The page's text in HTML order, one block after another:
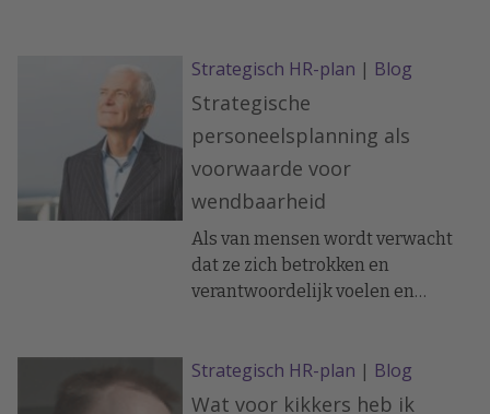
verbeteren? Vastgelopen bij het
FNV heb ik een beroep gedaan op
Bouwend Nederland.
Strategisch HR-plan | Blog
Strategische
personeelsplanning als
voorwaarde voor
wendbaarheid
Als van mensen wordt verwacht
dat ze zich betrokken en
verantwoordelijk voelen en
organisatie (en daarmee voor
zichzelf) te bereiken, dan stelt dat
Strategisch HR-plan | Blog
Wat voor kikkers heb ik